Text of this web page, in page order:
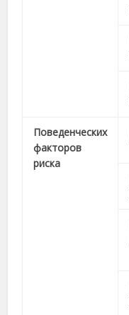
Поведенческих
факторов
риска